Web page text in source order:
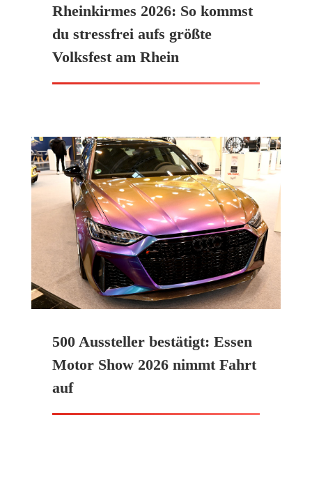
Rheinkirmes 2026: So kommst
du stressfrei aufs größte
Volksfest am Rhein
500 Aussteller bestätigt: Essen
Motor Show 2026 nimmt Fahrt
auf